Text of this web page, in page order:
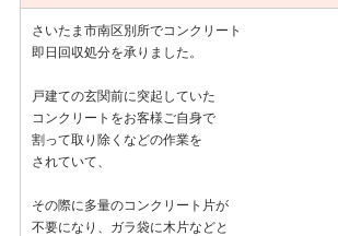
さいたま市南区別所でコンクリート
即日回収処分を承りました。
戸建ての玄関前に突起していた
コンクリートをお客様ご自身で
割って取り除くなどの作業を
されていて、
その際に多量のコンクリート片が
不要になり、ガラ袋に木片などと